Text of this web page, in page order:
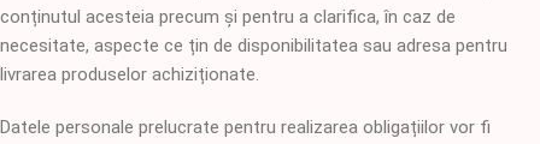
conținutul acesteia precum și pentru a clarifica, în caz de
necesitate, aspecte ce țin de disponibilitatea sau adresa pentru
livrarea produselor achiziționate.
Datele personale prelucrate pentru realizarea obligațiilor vor fi